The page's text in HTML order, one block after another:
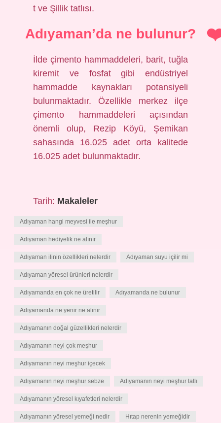
t ve Şillik tatlısı.
Adıyaman’da ne bulunur?
İlde çimento hammaddeleri, barit, tuğla
kiremit ve fosfat gibi endüstriyel
hammadde kaynakları potansiyeli
bulunmaktadır. Özellikle merkez ilçe
çimento hammaddeleri açısından
önemli olup, Rezip Köyü, Şemikan
sahasında 16.025 adet orta kalitede
16.025 adet bulunmaktadır.
Tarih: Makaleler
Adıyaman hangi meyvesi ile meşhur
Adıyaman hediyelik ne alınır
Adıyaman ilinin özellikleri nelerdir Adıyaman suyu içilir mi
Adıyaman yöresel ürünleri nelerdir
Adıyamanda en çok ne üretilir Adıyamanda ne bulunur
Adıyamanda ne yenir ne alınır
Adıyamanın doğal güzellikleri nelerdir
Adıyamanın neyi çok meşhur
Adıyamanın neyi meşhur içecek
Adıyamanın neyi meşhur sebze Adıyamanın neyi meşhur tatlı
Adıyamanın yöresel kıyafetleri nelerdir
Adıyamanın yöresel yemeği nedir Hıtap nerenin yemeğidir